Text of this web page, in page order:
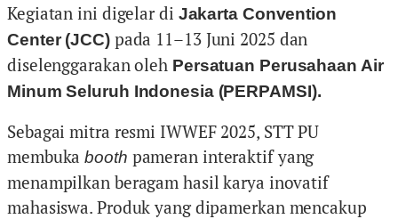
Kegiatan ini digelar di Jakarta Convention
Center (JCC)pada 11–13 Juni 2025 dan
diselenggarakan oleh Persatuan Perusahaan Air
Minum Seluruh Indonesia (PERPAMSI).
Sebagai mitra resmi IWWEF 2025, STT PU
membukabooth pameran interaktif yang
menampilkan beragam hasil karya inovatif
mahasiswa. Produk yang dipamerkan mencakup